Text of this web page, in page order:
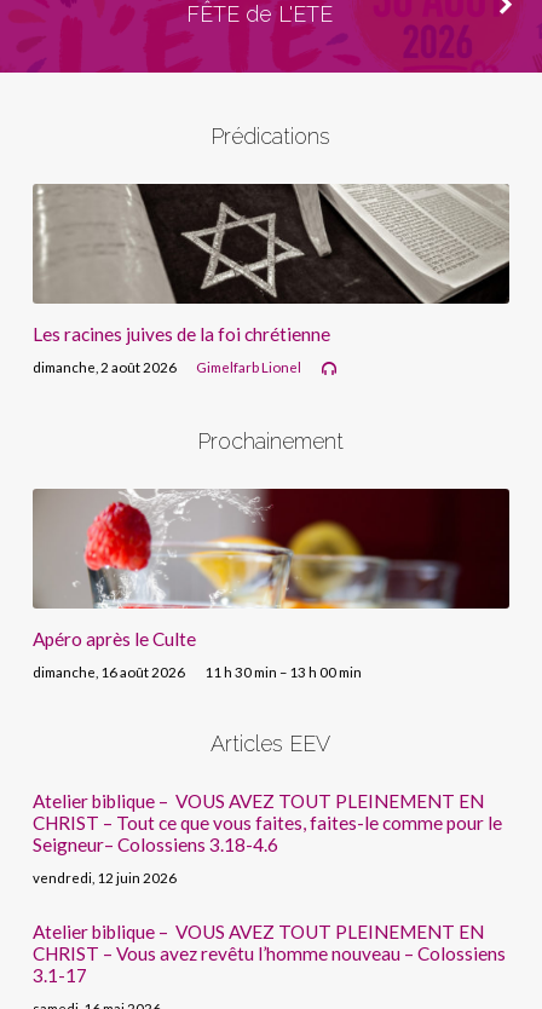
FÊTE de L'ETE
Prédications
Les racines juives de la foi chrétienne
dimanche, 2 août 2026 Gimelfarb Lionel
Prochainement
Apéro après le Culte
dimanche, 16 août 2026 11 h 30 min – 13 h 00 min
Articles EEV
Atelier biblique – VOUS AVEZ TOUT PLEINEMENT EN
CHRIST – Tout ce que vous faites, faites-le comme pour le
Seigneur– Colossiens 3.18-4.6
vendredi, 12 juin 2026
Atelier biblique – VOUS AVEZ TOUT PLEINEMENT EN
CHRIST – Vous avez revêtu l’homme nouveau – Colossiens
3.1-17